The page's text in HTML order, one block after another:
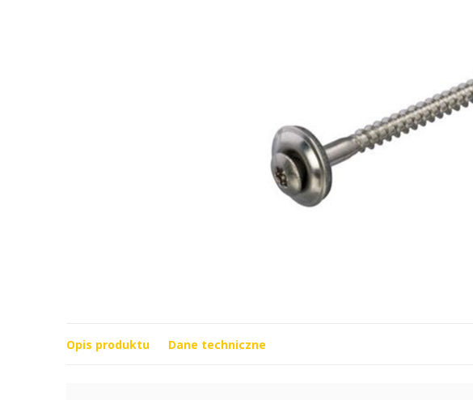
Opis produktu Dane techniczne